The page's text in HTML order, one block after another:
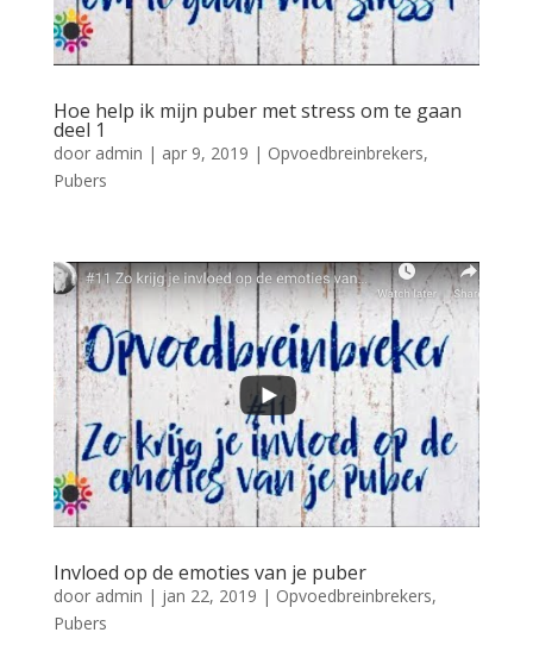
Hoe help ik mijn puber met stress om te gaan
deel 1
door admin | apr 9, 2019 | Opvoedbreinbrekers,
Pubers
Invloed op de emoties van je puber
door admin | jan 22, 2019 | Opvoedbreinbrekers,
Pubers